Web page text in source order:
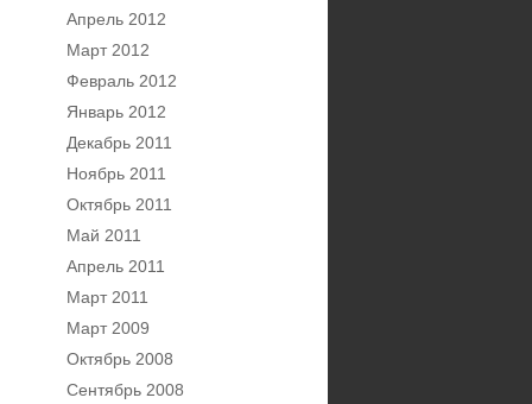
Апрель 2012
Март 2012
Февраль 2012
Январь 2012
Декабрь 2011
Ноябрь 2011
Октябрь 2011
Май 2011
Апрель 2011
Март 2011
Март 2009
Октябрь 2008
Сентябрь 2008